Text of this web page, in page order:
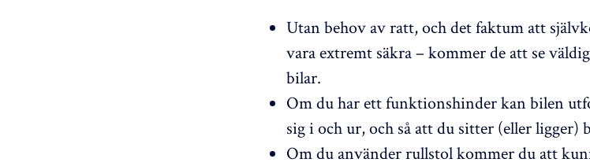
Utan behov av ratt, och det faktum att
vara extremt säkra – kommer de att se
bilar.
Om du har ett funktionshinder kan bilen
sig i och ur, och så att du sitter (eller ligger)
Om du använder rullstol kommer du att